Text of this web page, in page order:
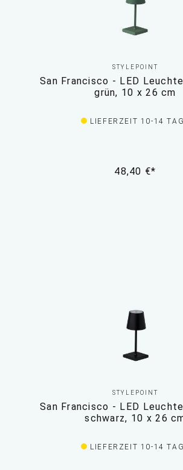
STYLEPOINT
San Francisco - LED
grün, 10 x 26 cm
LIEFERZEIT 10-14
48,40 €*
STYLEPOINT
San Francisco - LED
schwarz, 10 x 26
LIEFERZEIT 10-14